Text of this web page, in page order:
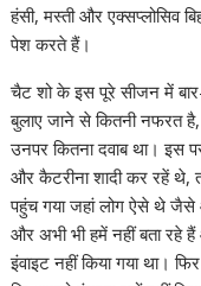
हंसी, मस्ती और एक्सप्लोसिव
पेश करते हैं।
चैट शो के इस पूरे सीजन में बार-
बुलाए जाने से कितनी नफरत
उनपर कितना दवाब था। इस
और कैटरीना शादी कर रहें थे,
पहुंच गया जहां लोग ऐसे थे जैसे
और अभी भी हमें नहीं बता रहे
इंवाइट नहीं किया गया था।